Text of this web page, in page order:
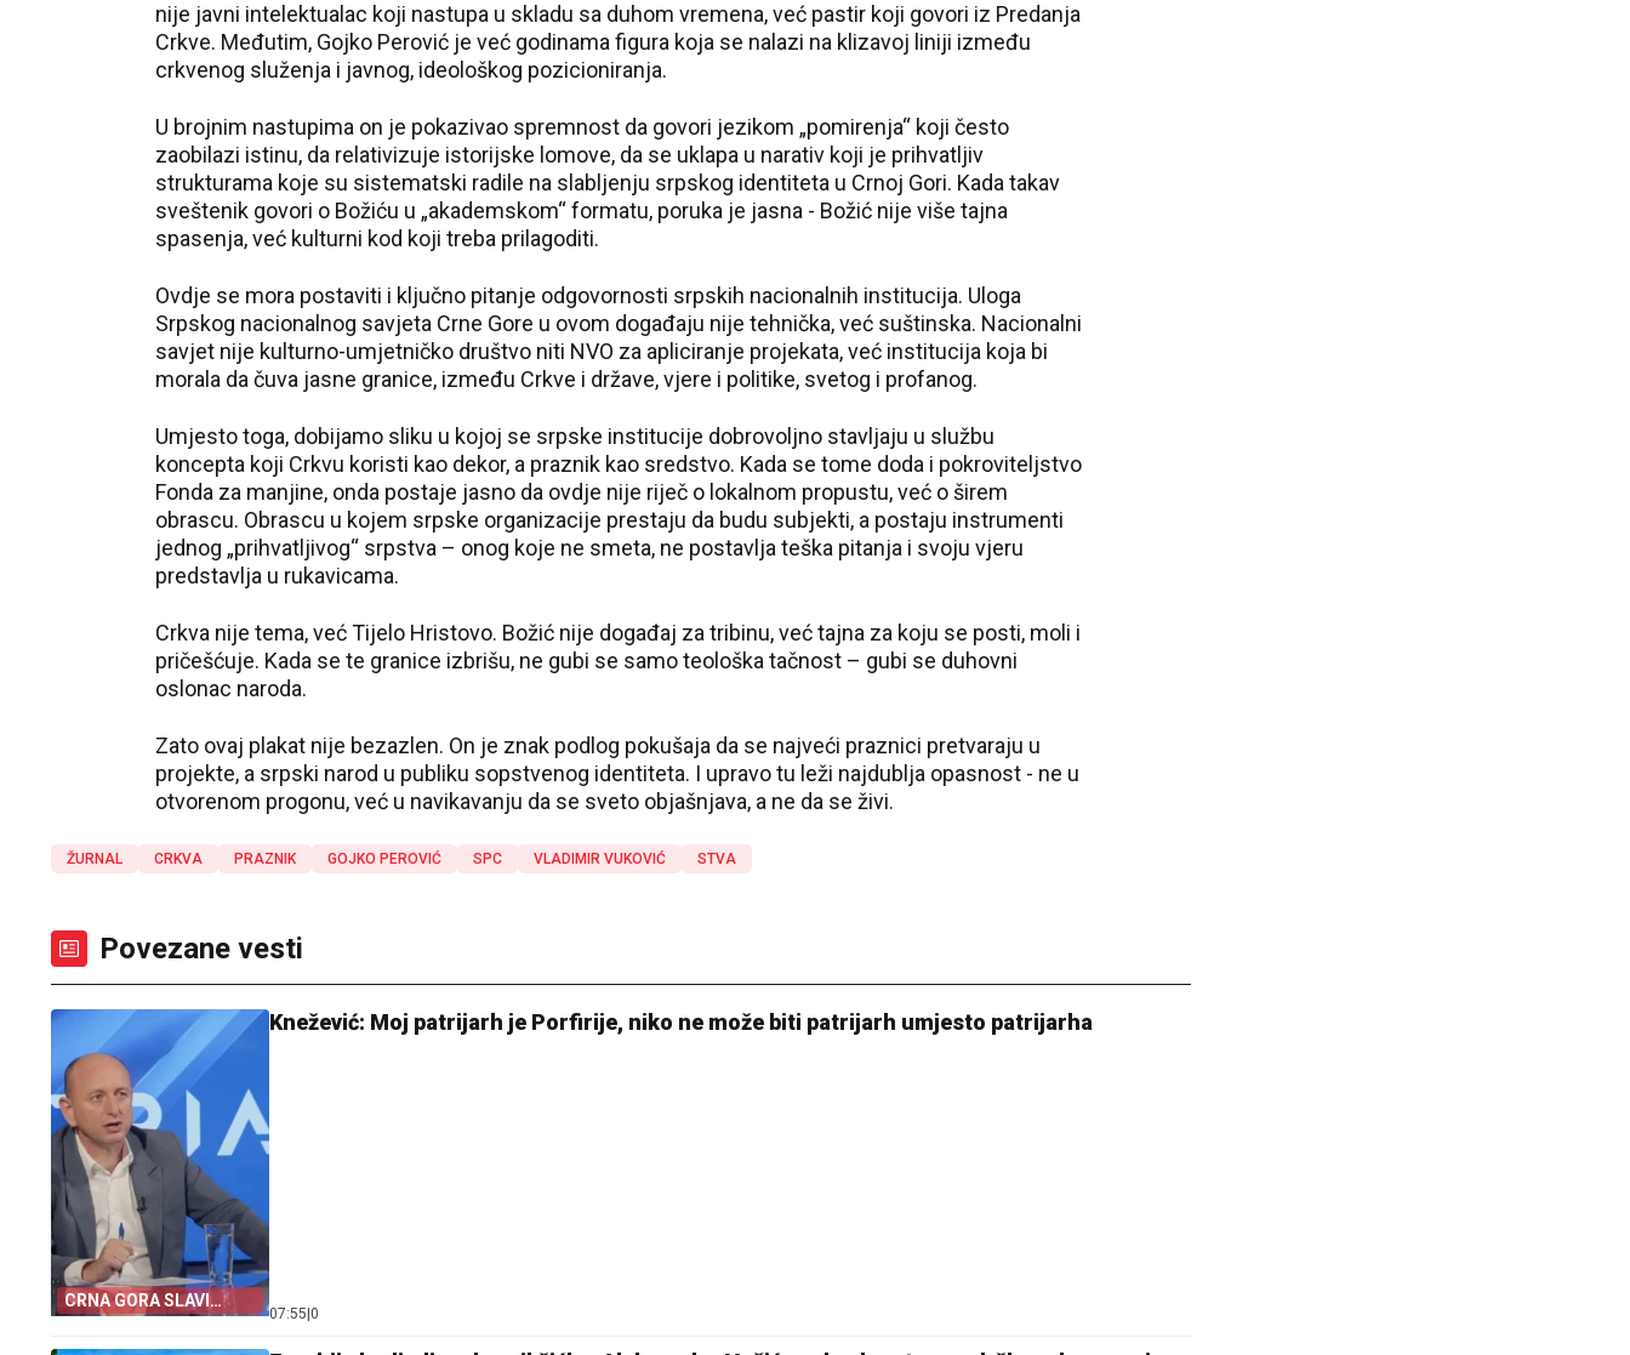
nije javni intelektualac koji nastupa u skladu sa duhom vremena, već pastir koji govori iz Predanja
Crkve. Međutim, Gojko Perović je već godinama figura koja se nalazi na klizavoj liniji između
crkvenog služenja i javnog, ideološkog pozicioniranja.
U brojnim nastupima on je pokazivao spremnost da govori jezikom „pomirenja“ koji često
zaobilazi istinu, da relativizuje istorijske lomove, da se uklapa u narativ koji je prihvatljiv
strukturama koje su sistematski radile na slabljenju srpskog identiteta u Crnoj Gori. Kada takav
sveštenik govori o Božiću u „akademskom“ formatu, poruka je jasna - Božić nije više tajna
spasenja, već kulturni kod koji treba prilagoditi.
Ovdje se mora postaviti i ključno pitanje odgovornosti srpskih nacionalnih institucija. Uloga
Srpskog nacionalnog savjeta Crne Gore u ovom događaju nije tehnička, već suštinska. Nacionalni
savjet nije kulturno-umjetničko društvo niti NVO za apliciranje projekata, već institucija koja bi
morala da čuva jasne granice, između Crkve i države, vjere i politike, svetog i profanog.
Umjesto toga, dobijamo sliku u kojoj se srpske institucije dobrovoljno stavljaju u službu
koncepta koji Crkvu koristi kao dekor, a praznik kao sredstvo. Kada se tome doda i pokroviteljstvo
Fonda za manjine, onda postaje jasno da ovdje nije riječ o lokalnom propustu, već o širem
obrascu. Obrascu u kojem srpske organizacije prestaju da budu subjekti, a postaju instrumenti
jednog „prihvatljivog“ srpstva – onog koje ne smeta, ne postavlja teška pitanja i svoju vjeru
predstavlja u rukavicama.
Crkva nije tema, već Tijelo Hristovo. Božić nije događaj za tribinu, već tajna za koju se posti, moli i
pričešćuje. Kada se te granice izbrišu, ne gubi se samo teološka tačnost – gubi se duhovni
oslonac naroda.
Zato ovaj plakat nije bezazlen. On je znak podlog pokušaja da se najveći praznici pretvaraju u
projekte, a srpski narod u publiku sopstvenog identiteta. I upravo tu leži najdublja opasnost - ne u
otvorenom progonu, već u navikavanju da se sveto objašnjava, a ne da se živi.
ŽURNAL CRKVA PRAZNIK GOJKO PEROVIĆ SPC VLADIMIR VUKOVIĆ STVA
Povezane vesti
CRNA GORA SLAVI
„OLUJU“
Knežević: Moj patrijarh je Porfirije, niko ne može biti patrijarh umjesto patrijarha
07:55 0